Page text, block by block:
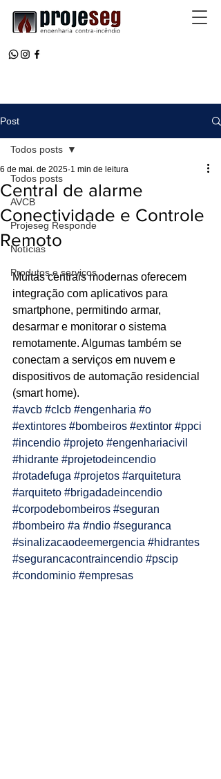
Ligações de 8h as 17h
WhatsApp de 8h as 12h
Siga nosso facebook
E também nosso instagram
Post
Todos posts
AVCB
Projeseg Responde
Notícias
Produtos e serviços
Todos posts
Central de alarme
Conectividade e Controle
Remoto
6 de mai. de 2025 1 min de leitura
Muitas centrais modernas oferecem
integração com aplicativos para
smartphone, permitindo armar,
desarmar e monitorar o sistema
remotamente. Algumas também se
conectam a serviços em nuvem e
dispositivos de automação residencial
(smart home).
#avcb #clcb #engenharia #o
#extintores #bombeiros #extintor #ppci
#incendio #projeto #engenhariacivil
#hidrante #projetodeincendio
#rotadefuga #projetos #arquitetura
#arquiteto #brigadadeincendio
#corpodebombeiros #seguran
#bombeiro #a #ndio #seguranca
#sinalizacaodeemergencia #hidrantes
#segurancacontraincendio #pscip
#condominio #empresas